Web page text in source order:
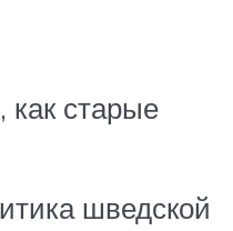
старые
шведской